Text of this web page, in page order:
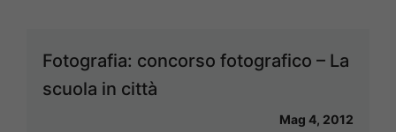
Fotografia: concorso fotografico – La
scuola in città
Mag 4, 2012